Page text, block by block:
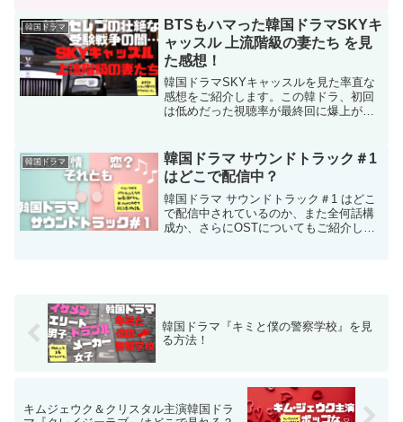
D-DAY』を見放題(無料)で見れる配信サイ
トをご紹介します！
韓国ドラマ
BTSもハマった韓国ドラマSKYキ
ャッスル 上流階級の妻たち を見
た感想！
韓国ドラマSKYキャッスルを見た率直な
感想をご紹介します。この韓ドラ、初回
は低めだった視聴率が最終回に爆上がり
り気になって見てしまったドラマです。
韓国ドラマ
韓国ドラマ サウンドトラック＃1
はどこで配信中？
韓国ドラマ サウンドトラック＃1 はどこ
で配信中されているのか、また全何話構
成か、さらにOSTについてもご紹介しま
韓国ドラマ『キミと僕の警察学校』を見
る方法！
キムジェウク＆クリスタル主演韓国ドラ